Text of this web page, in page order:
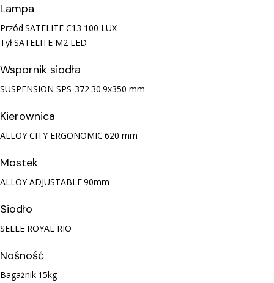
Lampa
Przód SATELITE C13 100 LUX
TyłSATELITE M2 LED
Wspornik siodła
SUSPENSION SPS-372 30.9x350 mm
Kierownica
ALLOY CITY ERGONOMIC 620 mm
Mostek
ALLOY ADJUSTABLE90mm
Siodło
SELLE ROYAL RIO
Nośność
Bagażnik 15kg